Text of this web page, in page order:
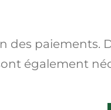
des paiements.
également